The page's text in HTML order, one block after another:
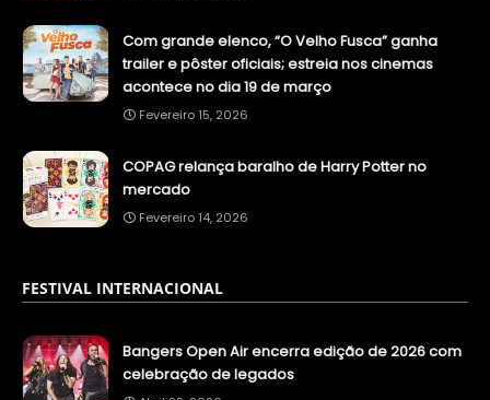
Com grande elenco, “O Velho Fusca” ganha
trailer e pôster oficiais; estreia nos cinemas
acontece no dia 19 de março
Fevereiro 15, 2026
COPAG relança baralho de Harry Potter no
mercado
Fevereiro 14, 2026
FESTIVAL INTERNACIONAL
Bangers Open Air encerra edição de 2026 com
celebração de legados